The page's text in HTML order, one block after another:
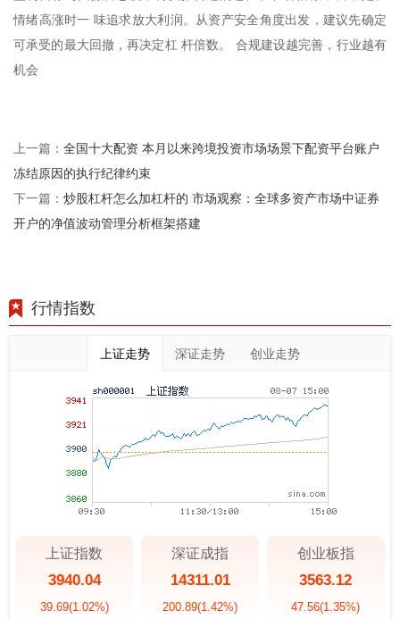
情绪高涨时一 味追求放大利润。从资产安全角度出发，建议先确定
可承受的最大回撤，再决定杠 杆倍数。 合规建设越完善，行业越有
机会
上一篇： 全国十大配资 本月以来跨境投资市场场景下配资平台账户
冻结原因的执行纪律约束
下一篇： 炒股杠杆怎么加杠杆的 市场观察：全球多资产市场中证券
开户的净值波动管理分析框架搭建
行情指数
上证走势 深证走势 创业走势
上证指数
3940.04
39.69(1.02%)
深证成指
14311.01
200.89(1.42%)
创业板指
3563.12
47.56(1.35%)